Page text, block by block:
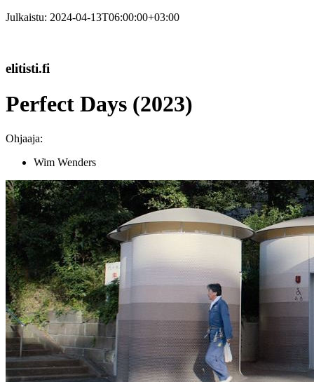
Julkaistu: 2024-04-13T06:00:00+03:00
elitisti.fi
Perfect Days (2023)
Ohjaaja:
Wim Wenders